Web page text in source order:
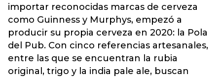
importar reconocidas marcas de cerveza
como Guinness y Murphys, empezó a
producir su propia cerveza en 2020: la Pola
del Pub. Con cinco referencias artesanales,
entre las que se encuentran la rubia
original, trigo y la india pale ale, buscan